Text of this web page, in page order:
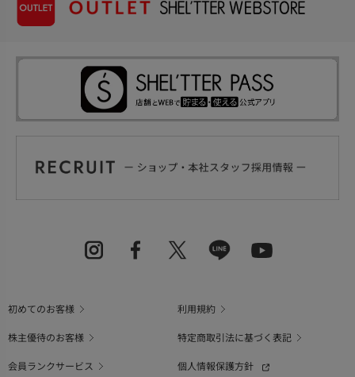
初めてのお客様
利用規約
株主優待のお客様
特定商取引法に基づく表記
会員ランクサービス
個人情報保護方針